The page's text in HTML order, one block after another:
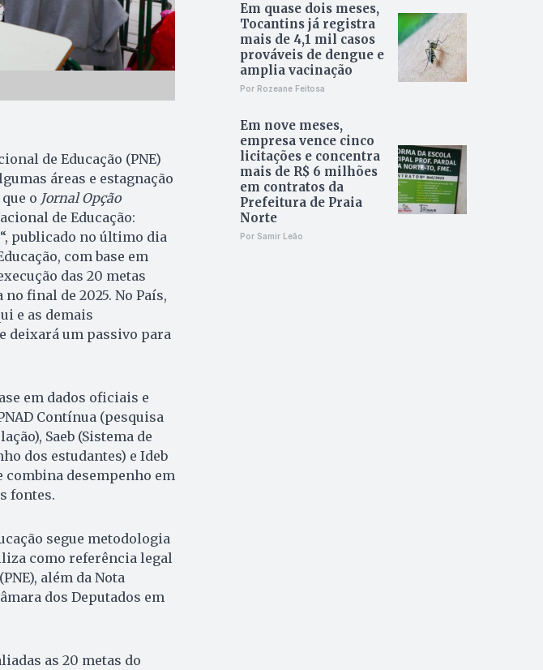
de Educação (PNE)
áreas e estagnação
o Jornal Opção
de Educação:
“, publicado no último dia
com base em
das 20 metas
final de 2025. No País,
e as demais
deixará um passivo para
em dados oficiais e
Contínua (pesquisa
Saeb (Sistema de
dos estudantes) e Ideb
combina desempenho em
fontes.
segue metodologia
como referência legal
além da Nota
dos Deputados em
as 20 metas do
Em quase dois meses,
Tocantins já registra
mais de 4,1 mil casos
prováveis de dengue e
amplia vacinação
Por Rozeane Feitosa
Em nove meses,
empresa vence cinco
licitações e concentra
mais de R$ 6 milhões
em contratos da
Prefeitura de Praia
Norte
Por Samir Leão